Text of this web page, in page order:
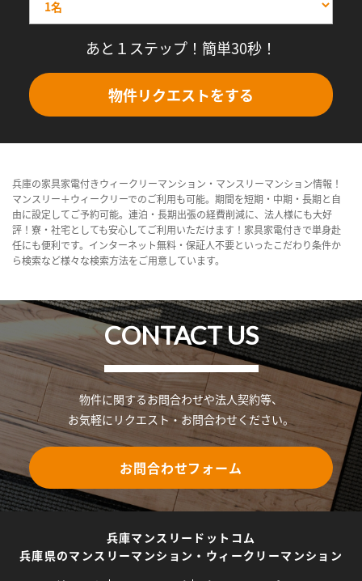
あと１ステップ！簡単30秒！
物件リクエストをする
兵庫の家具家電付きウィークリーマンション・マンスリーマンション情報！
マンスリー＋ウィークリーでのご利用も可能。期間を短期・中期・長期と自
由に設定してご予約可能。連泊・長期出張の経費削減に、法人様にも大好
評！寮・社宅としても安心してご利用いただけます！家具家電付きで単身赴
任にも便利です。インターネット無料・保証人不要といったこだわり条件か
ら検索など様々な検索方法をご用意しています。
CONTACT US
物件に関するお問合わせや法人契約等、
お気軽にリクエスト・お問合わせください。
お問合わせフォーム
兵庫マンスリードットコム
兵庫県のマンスリーマンション・ウィークリーマンション